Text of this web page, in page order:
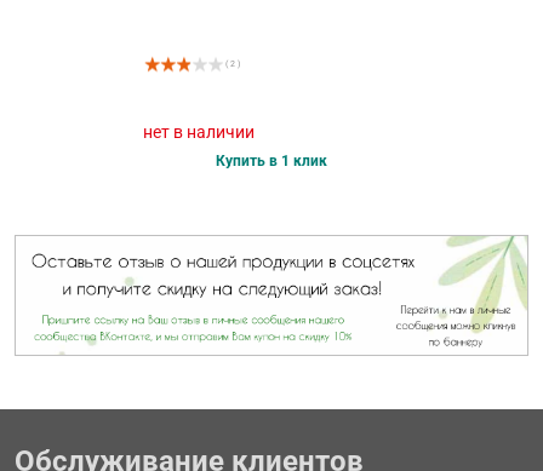
( 2 )
нет в наличии
Купить в 1 клик
Обслуживание клиентов